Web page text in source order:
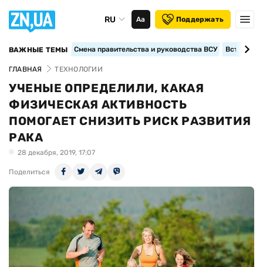
RU Аа Поддержать
ВАЖНЫЕ ТЕМЫ Смена правительства и руководства ВСУ
ГЛАВНАЯ ТЕХНОЛОГИИ
УЧЕНЫЕ ОПРЕДЕЛИЛИ, КАКАЯ
ФИЗИЧЕСКАЯ АКТИВНОСТЬ
ПОМОГАЕТ СНИЗИТЬ РИСК РАЗВИТИЯ
РАКА
28 декабря, 2019, 17:07
Поделиться